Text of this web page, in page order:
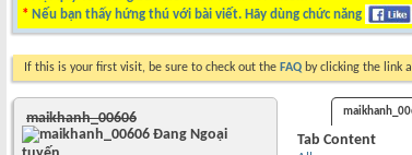
* Nếu bạn thấy hứng thú với bài viết. Hãy dùng chức năng
If this is your first visit, be sure to check out the FAQ by clicking the link
maikhanh_00606
Tab Content